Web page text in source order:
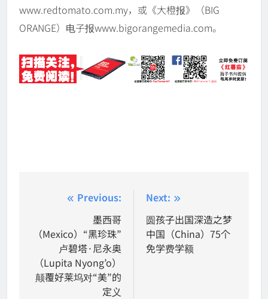
www.redtomato.com.my，或《大橙报》（BIG
ORANGE）电子报www.bigorangemedia.com。
navigation
Previous:
墨西哥
（Mexico）“黑珍珠”
卢碧塔·尼永奥
（Lupita Nyong’o）
颠覆好莱坞对“美”的
定义
Next:
圆孩子出国深造之梦
中国（China）75个
免学费学额